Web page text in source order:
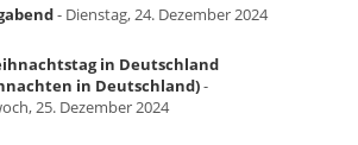
- Dienstag, 24. Dezember 2024
in Deutschland
in Deutschland)-
25. Dezember 2024